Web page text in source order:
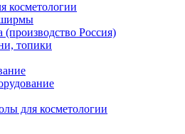
косметологии
(производство Россия)
топики
для косметологии